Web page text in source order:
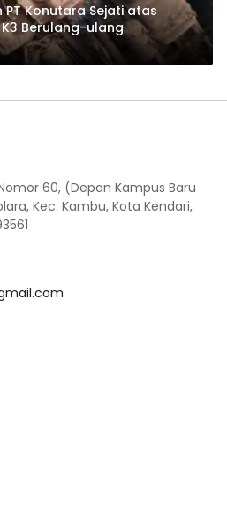
PT Konutara Sejati atas
Berulang-ulang
60, (Depan Kampus Baru
Kec. Kambu, Kota Kendari,